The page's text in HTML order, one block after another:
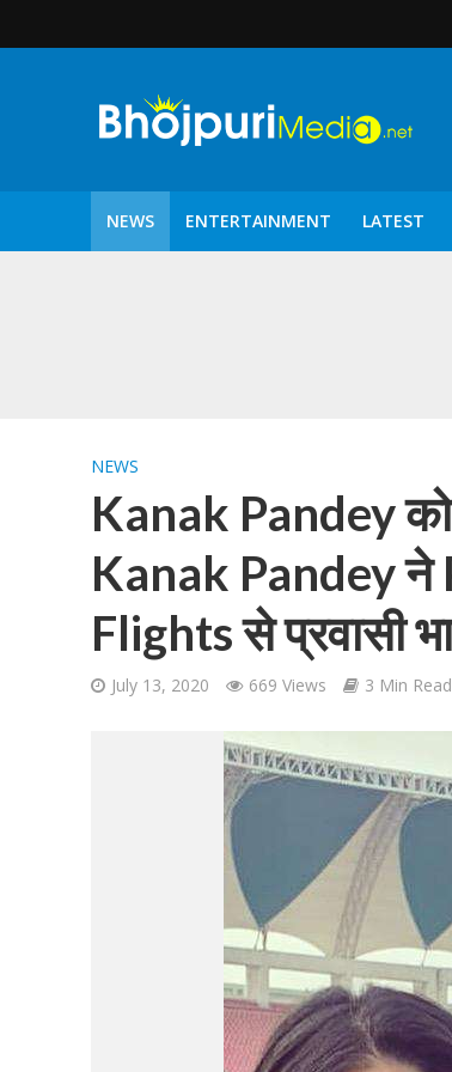
NEWS ENTERTAINMENT LATEST
NEWS
Kanak Pandey
Kanak Pandey
Flights से प्रवासी
July 13, 2020 669 Views 3 Min Read